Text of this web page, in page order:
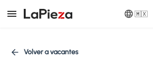
🇲🇽
Volver a vacantes